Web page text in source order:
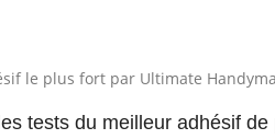
le plus fort par Ultimate
tests du meilleur adhésif de